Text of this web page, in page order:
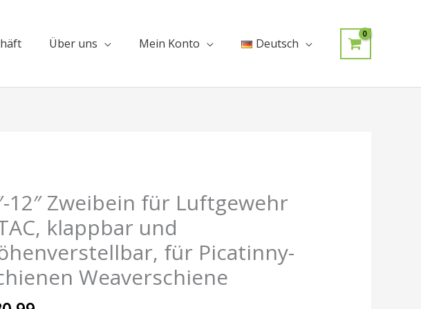
Über uns​ Mein Konto Deutsch
12″ Zweibein für Luftgewehr
klappbar und
für Picatinny-
Weaverschiene